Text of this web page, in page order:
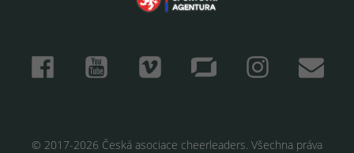
© 2017-2026 Česká asociace cheerleaders. Všechna práva